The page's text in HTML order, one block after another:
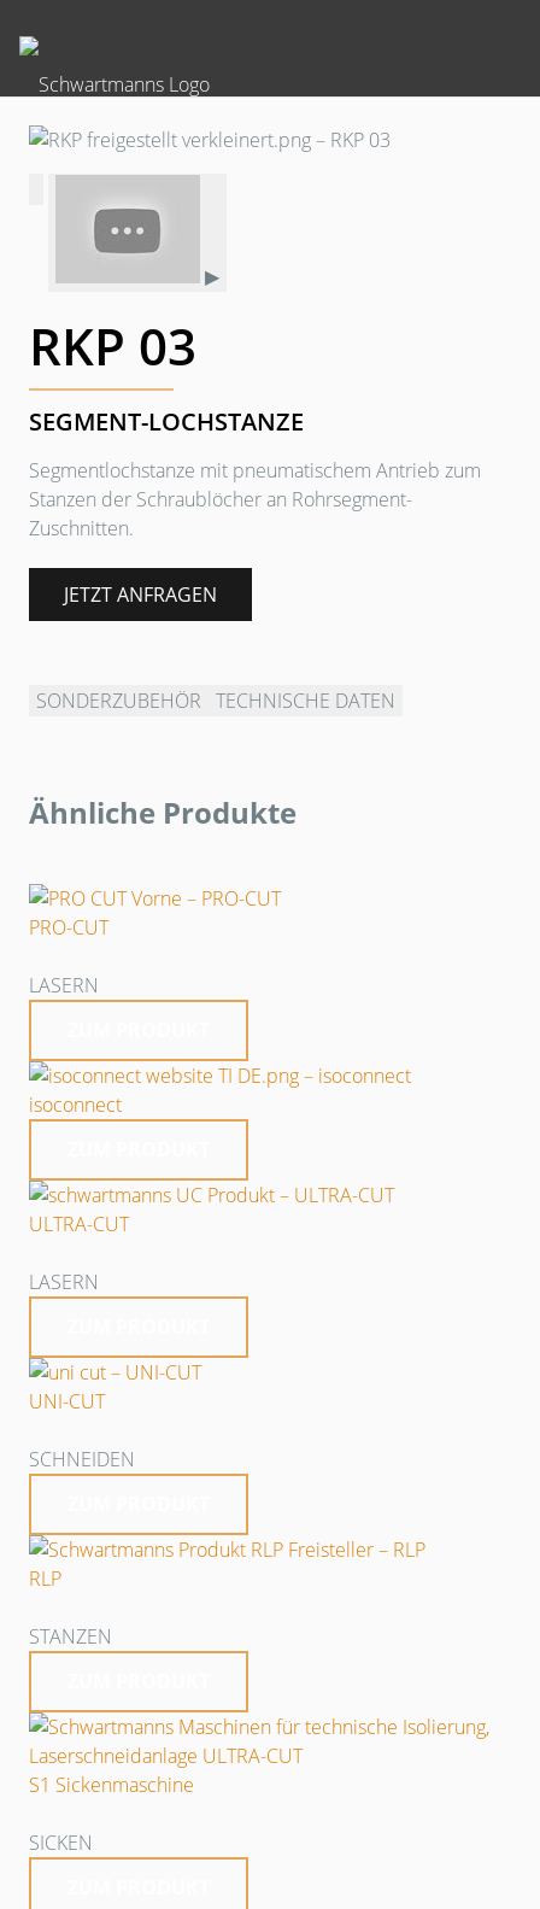
▶
RKP 03
SEGMENT-LOCHSTANZE
Segmentlochstanze mit pneumatischem Antrieb zum
Stanzen der Schraublöcher an Rohrsegment-
Zuschnitten.
JETZT ANFRAGEN
SONDERZUBEHÖR TECHNISCHE DATEN
Ähnliche Produkte
PRO-CUT
LASERN
isoconnect
ULTRA-CUT
LASERN
UNI-CUT
SCHNEIDEN
RLP
STANZEN
S1 Sickenmaschine
SICKEN